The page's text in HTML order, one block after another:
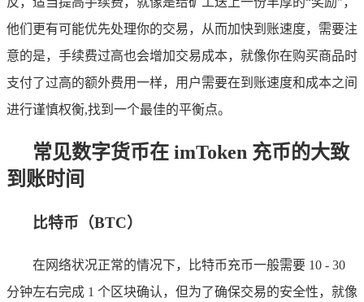
他们更有可能优先处理你的交易，从而加快到账速度，需要注
意的是，手续费过高也会增加交易成本，就像你在购买商品时
支付了过高的额外费用一样，用户需要在到账速度和成本之间
进行谨慎权衡,找到一个最佳的平衡点。
常见数字货币在 imToken 充币的大致
到账时间
比特币（BTC）
在网络状况正常的情况下，比特币充币一般需要 10 - 30
分钟左右完成 1 个区块确认，但为了确保交易的安全性，就像